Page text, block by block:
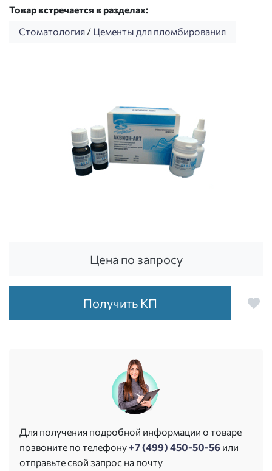
Товар встречается в разделах:
Стоматология / Цементы для пломбирования
Цена по запросу
Получить КП
Для получения подробной информации о товаре
позвоните по телефону+7 (499) 450-50-56 или
отправьте свой запрос на почту